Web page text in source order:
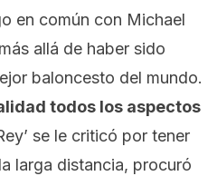
en común con Michael
allá de haber sido
baloncesto del mundo.
todos los aspectos
se le criticó por tener
larga distancia, procuró